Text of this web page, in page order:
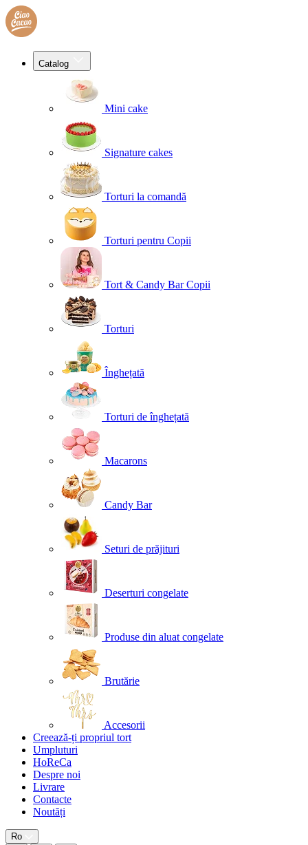
Catalog
Mini cake
Signature cakes
Torturi la comandă
Torturi pentru Copii
Tort & Candy Bar Copii
Torturi
Înghețată
Torturi de înghețată
Macarons
Candy Bar
Seturi de prăjituri
Deserturi congelate
Produse din aluat congelate
Brutărie
Accesorii
Creează-ți propriul tort
Umpluturi
HoReCa
Despre noi
Livrare
Contacte
Noutăți
Ro